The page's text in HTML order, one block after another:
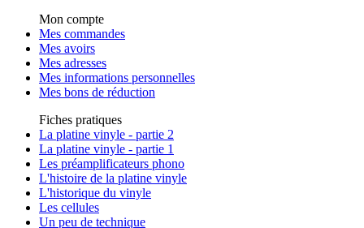
Mon compte
Mes commandes
Mes avoirs
Mes adresses
Mes informations personnelles
Mes bons de réduction
Fiches pratiques
La platine vinyle - partie 2
La platine vinyle - partie 1
Les préamplificateurs phono
L'histoire de la platine vinyle
L'historique du vinyle
Les cellules
Un peu de technique